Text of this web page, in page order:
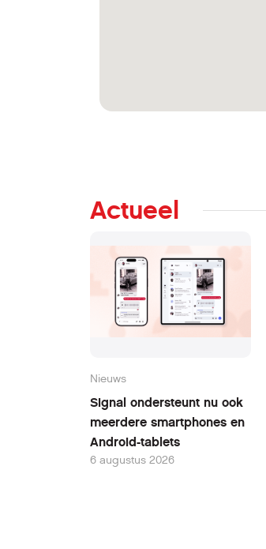
Actueel
Nieuws
Signal ondersteunt nu ook
meerdere smartphones en
Android-tablets
6 augustus 2026